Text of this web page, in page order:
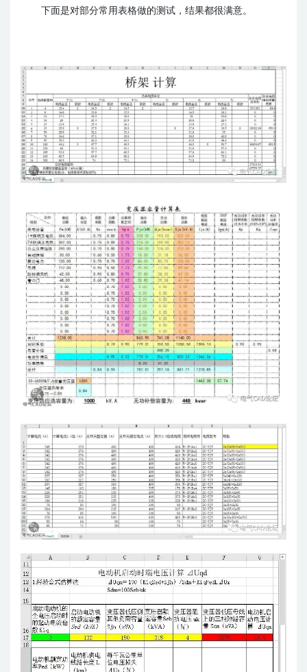
下面是对部分常用表格做的测试，结果都很满意。